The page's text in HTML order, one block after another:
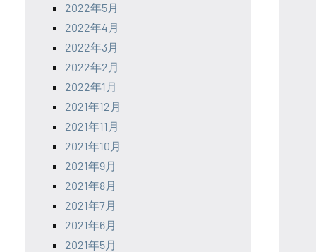
2022年5月
2022年4月
2022年3月
2022年2月
2022年1月
2021年12月
2021年11月
2021年10月
2021年9月
2021年8月
2021年7月
2021年6月
2021年5月